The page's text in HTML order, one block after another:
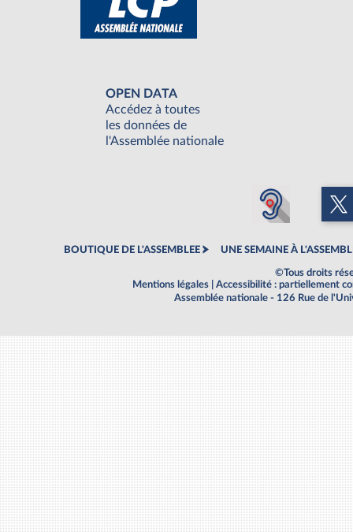
OPEN DATA
Accédez à toutes
les données de
l'Assemblée nationale
BOUTIQUE DE L'ASSEMBLEE UNE SEMAINE À
©Tous droits
Mentions légales
Accessibilité : partiellement
Assemblée nationale - 126 Rue de